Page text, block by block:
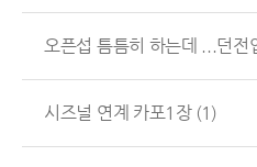
오픈섭 틈틈히 하는데 ...던전
시즈널 연계 카포1장 (1)